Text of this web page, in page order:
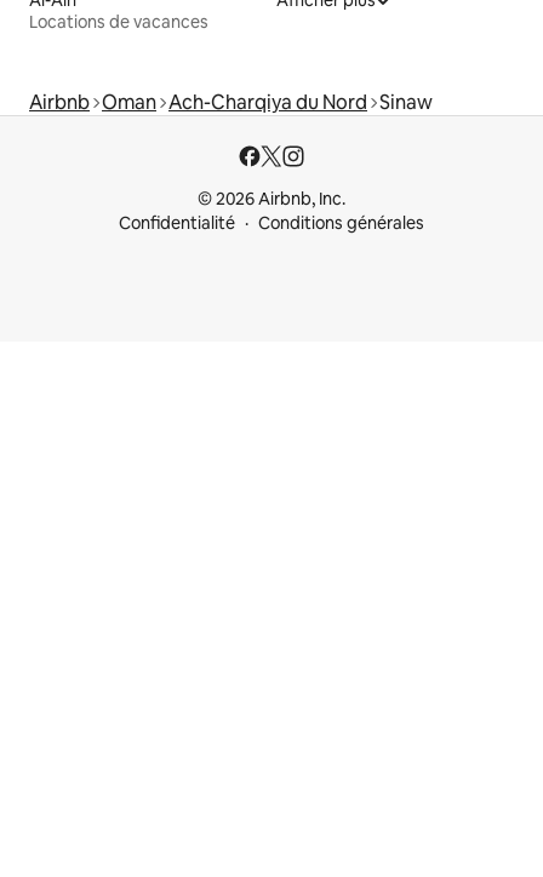
Locations de vacances
Airbnb Oman Ach-Charqiya du Nord Sinaw
© 2026 Airbnb, Inc.
Confidentialité
Conditions générales